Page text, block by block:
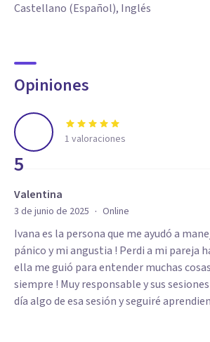
Castellano (Español), Inglés
Opiniones
5
1 valoraciones
Valentina
3 de junio de 2025 · Online
Ivana es la persona que me ayudó a
pánico y mi angustia ! Perdi a mi pareja
ella me guió para entender muchas
siempre ! Muy responsable y sus
día algo de esa sesión y seguiré